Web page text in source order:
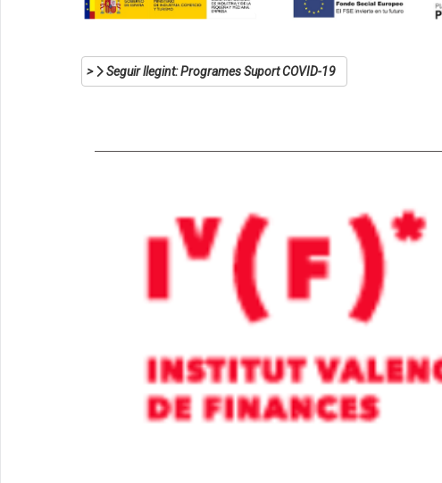
Seguir llegint: Programes Suport COVID-19